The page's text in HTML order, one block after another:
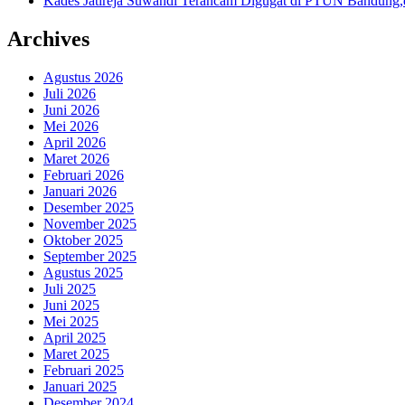
Archives
Agustus 2026
Juli 2026
Juni 2026
Mei 2026
April 2026
Maret 2026
Februari 2026
Januari 2026
Desember 2025
November 2025
Oktober 2025
September 2025
Agustus 2025
Juli 2025
Juni 2025
Mei 2025
April 2025
Maret 2025
Februari 2025
Januari 2025